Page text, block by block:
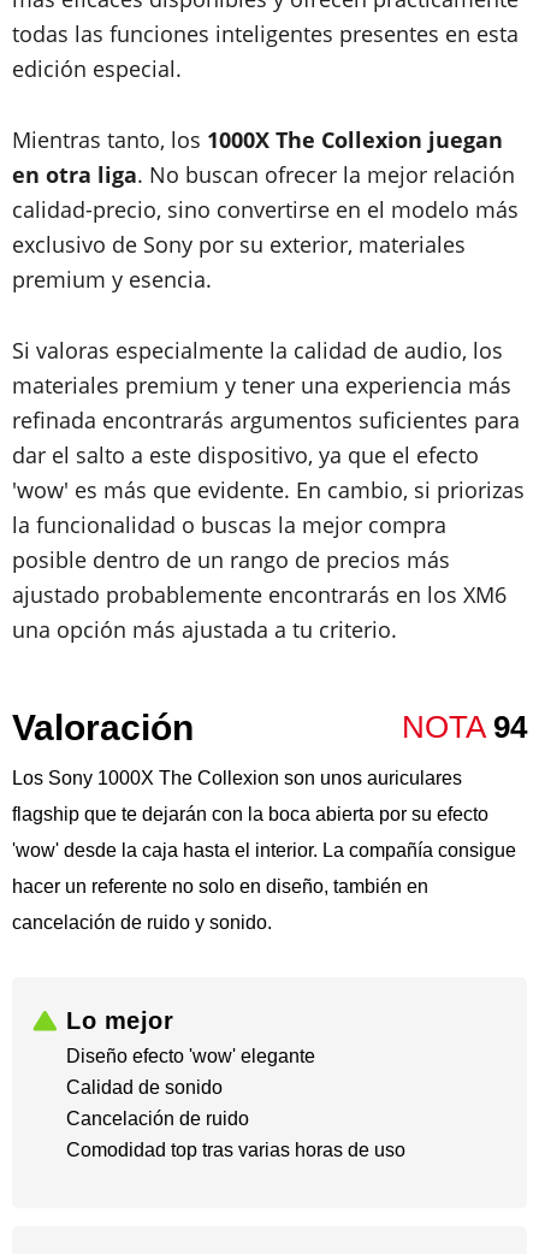
todas las funciones inteligentes presentes en esta
edición especial.
Mientras tanto, los 1000X The Collexion juegan
en otra liga. No buscan ofrecer la mejor relación
calidad-precio, sino convertirse en el modelo más
exclusivo de Sony por su exterior, materiales
premium y esencia.
Si valoras especialmente la calidad de audio, los
materiales premium y tener una experiencia más
refinada encontrarás argumentos suficientes para
dar el salto a este dispositivo, ya que el efecto
'wow' es más que evidente. En cambio, si priorizas
la funcionalidad o buscas la mejor compra
posible dentro de un rango de precios más
ajustado probablemente encontrarás en los XM6
una opción más ajustada a tu criterio.
Valoración NOTA 94
Los Sony 1000X The Collexion son unos auriculares
flagship que te dejarán con la boca abierta por su efecto
'wow' desde la caja hasta el interior. La compañía consigue
hacer un referente no solo en diseño, también en
cancelación de ruido y sonido.
Lo mejor
Diseño efecto 'wow' elegante
​Calidad de sonido
​Cancelación de ruido
​Comodidad top tras varias horas de uso